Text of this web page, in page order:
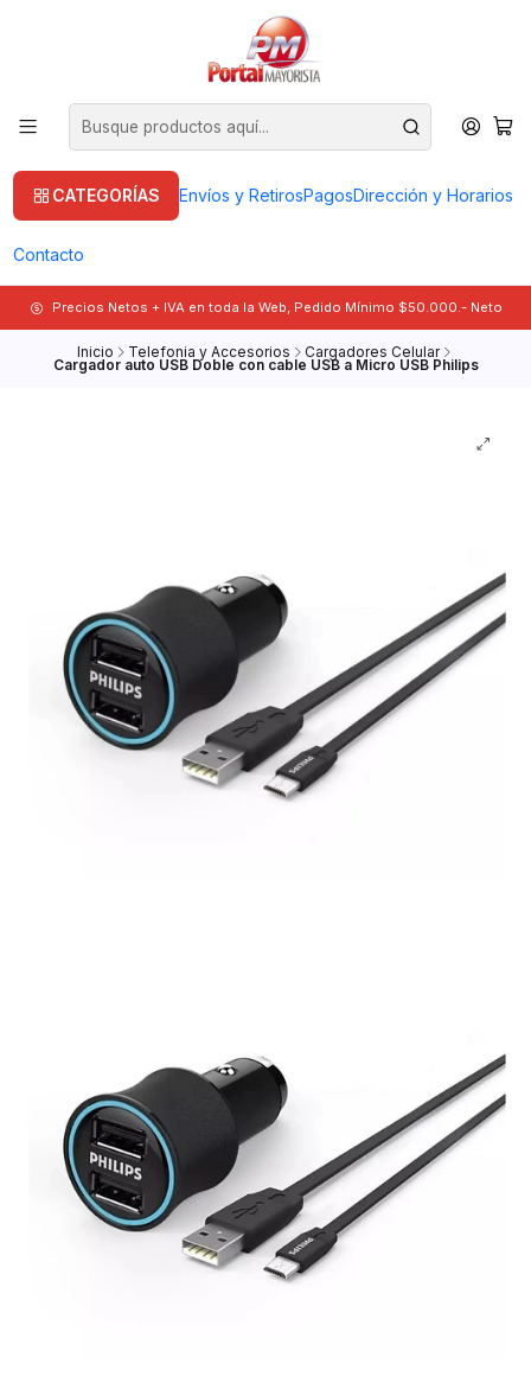
CATEGORÍAS Envíos y RetirosPagosDirección y Horarios
Contacto
Precios Netos + IVA en toda la Web, Pedido Mínimo $50.000.- Neto
Inicio Telefonia y Accesorios Cargadores Celular
Cargador auto USB Doble con cable USB a Micro USB Philips